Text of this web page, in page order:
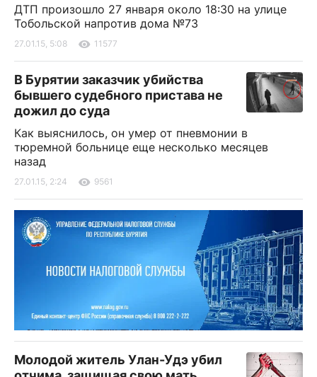
ДТП произошло 27 января около 18:30 на улице
Тобольской напротив дома №73
27.01.15, 5:08 11577
В Бурятии заказчик убийства
бывшего судебного пристава не
дожил до суда
Как выяснилось, он умер от пневмонии в
тюремной больнице еще несколько месяцев
назад
27.01.15, 2:24 9561
Молодой житель Улан-Удэ убил